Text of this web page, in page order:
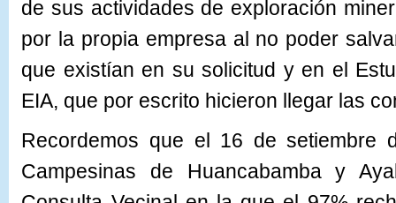
de sus actividades de exploración
por la propia empresa al no poder
que existían en su solicitud y en el
EIA, que por escrito hicieron llegar las
Recordemos que el 16 de setiembre
Campesinas de Huancabamba y